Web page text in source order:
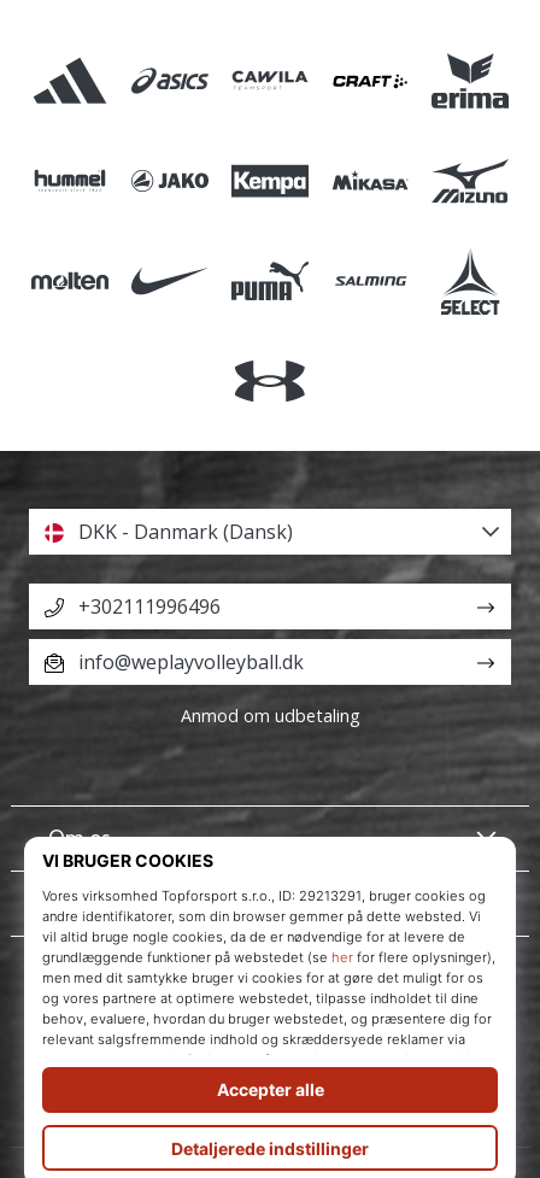
WePlayVolleyball.dk
Instagram
Om os
Kundeservice
DKK - Danmark (Dansk)
+302111996496
info@weplayvolleyball.dk
Anmod om udbetaling